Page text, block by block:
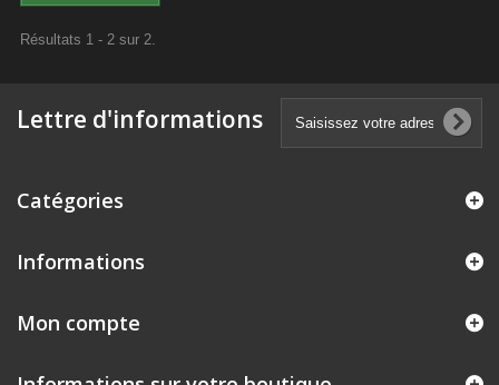
Résultats 1 - 2 sur 2.
Lettre d'informations
Catégories
Informations
Mon compte